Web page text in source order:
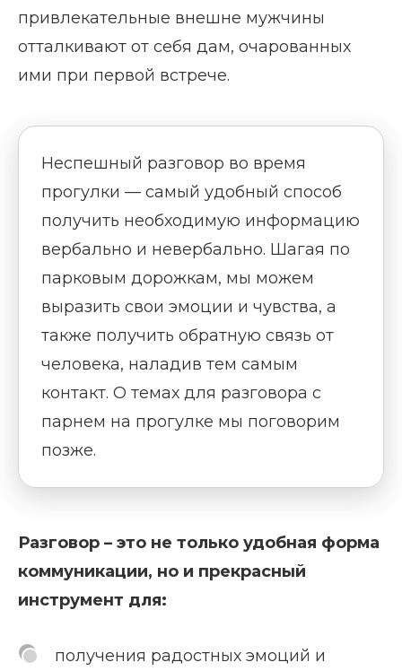
привлекательные внешне мужчины
отталкивают от себя дам, очарованных
ими при первой встрече.
Неспешный разговор во время
прогулки — самый удобный способ
получить необходимую информацию
вербально и невербально. Шагая по
парковым дорожкам, мы можем
выразить свои эмоции и чувства, а
также получить обратную связь от
человека, наладив тем самым
контакт. О темах для разговора с
парнем на прогулке мы поговорим
позже.
Разговор – это не только удобная форма
коммуникации, но и прекрасный
инструмент для:
получения радостных эмоций и